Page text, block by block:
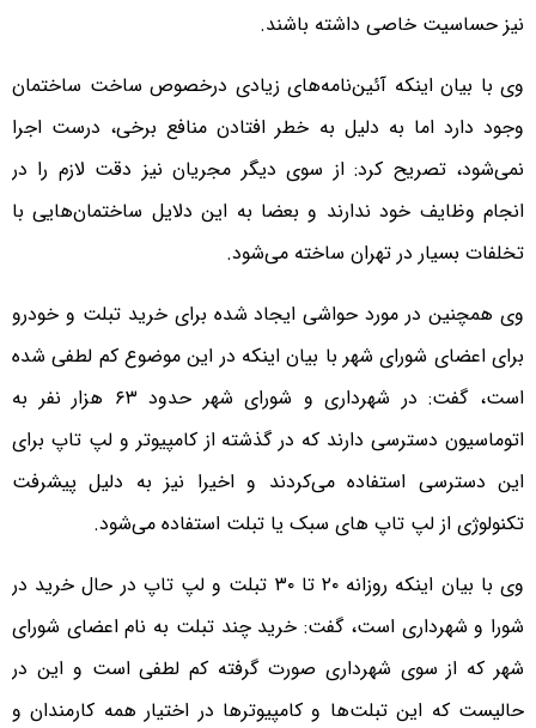
نیز حساسیت خاصی داشته باشند.
وی با بیان اینکه آئین‌نامه‌های زیادی درخصوص ساخت ساختمان
وجود دارد اما به دلیل به خطر افتادن منافع برخی، درست اجرا
نمی‌شود، تصریح کرد: از سوی دیگر مجریان نیز دقت لازم را در
انجام وظایف خود ندارند و بعضا به این دلایل ساختمان‌هایی با
تخلفات بسیار در تهران ساخته می‌شود.
وی همچنین در مورد حواشی ایجاد شده برای خرید تبلت و خودرو
برای اعضای شورای شهر با بیان اینکه در این موضوع کم لطفی شده
است، گفت: در شهرداری و شورای شهر حدود ۶۳ هزار نفر به
اتوماسیون دسترسی دارند که در گذشته از کامپیوتر و لپ تاپ برای
این دسترسی استفاده می‌کردند و اخیرا نیز به دلیل پیشرفت
تکنولوژی از لپ تاپ های سبک یا تبلت استفاده می‌شود.
وی با بیان اینکه روزانه ۲۰ تا ۳۰ تبلت و لپ تاپ در حال خرید در
شورا و شهرداری است، گفت: خرید چند تبلت به نام اعضای شورای
شهر که از سوی شهرداری صورت گرفته کم لطفی است و این در
حالیست که این تبلت‌ها و کامپیوترها در اختیار همه کارمندان و